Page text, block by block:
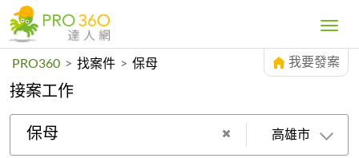
Toggle
PRO360 > 找案件 > 保母 我要發案
接案工作
保母 高雄市